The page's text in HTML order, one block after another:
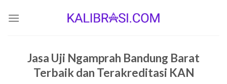
Jasa Uji Ngamprah Bandung Barat
Terbaik dan Terakreditasi KAN